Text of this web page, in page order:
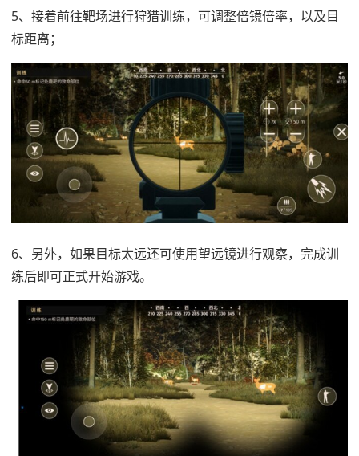
5、接着前往靶场进行狩猎训练，可调整倍镜倍率，以及目
标距离；
6、另外，如果目标太远还可使用望远镜进行观察，完成训
练后即可正式开始游戏。